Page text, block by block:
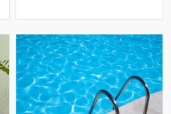
verir ki, əsnəmək insan
orqanizminin ən adi